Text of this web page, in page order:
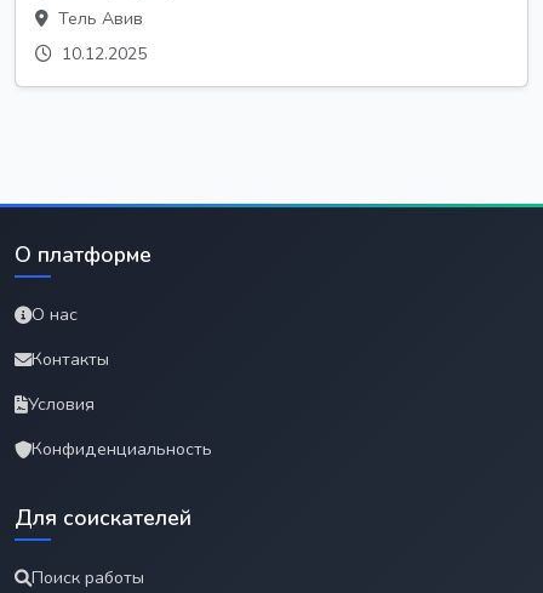
Тель Авив
10.12.2025
О платформе
О нас
Контакты
Условия
Конфиденциальность
Для соискателей
Поиск работы